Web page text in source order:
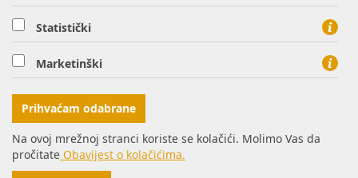
HEP PLIN d.o.o. - član HEP grupe, Cara Hadrijana 7, 31000
Osijek
tel: 0800 8813, fax: 031 207 113
© Copyright 2016. HEP d.d.
Statistički
Marketinški
Prihvaćam odabrane
Na ovoj mrežnoj stranci koriste se kolačići. Molimo Vas da
pročitate Obavijest o kolačićima.